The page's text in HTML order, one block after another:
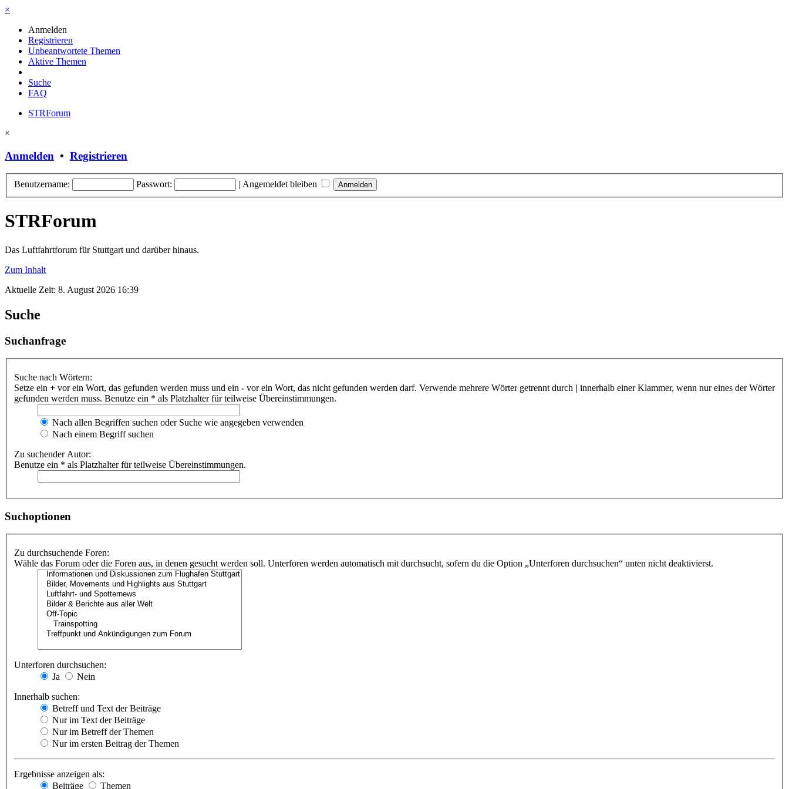
×
Anmelden
Registrieren
Unbeantwortete Themen
Aktive Themen
Suche
FAQ
STRForum
×
Anmelden • Registrieren
Benutzername: Passwort: | Angemeldet bleiben
STRForum
Das Luftfahrtforum für Stuttgart und darüber hinaus.
Zum Inhalt
Aktuelle Zeit: 8. August 2026 16:39
Suche
Suchanfrage
Suche nach Wörtern:
Setze ein + vor ein Wort, das gefunden werden muss und ein - vor ein Wort, das nicht gefunden werden darf. Verwende mehrere Wörter getrennt durch | innerhalb einer Klammer, wenn nur eines der Wörter
gefunden werden muss. Benutze ein * als Platzhalter für teilweise Übereinstimmungen.
Nach allen Begriffen suchen oder Suche wie angegeben verwenden
Nach einem Begriff suchen
Zu suchender Autor:
Benutze ein * als Platzhalter für teilweise Übereinstimmungen.
Suchoptionen
Zu durchsuchende Foren:
Wähle das Forum oder die Foren aus, in denen gesucht werden soll. Unterforen werden automatisch mit durchsucht, sofern du die Option „Unterforen durchsuchen“ unten nicht deaktivierst.
Unterforen durchsuchen:
Ja
Nein
Innerhalb suchen:
Betreff und Text der Beiträge
Nur im Text der Beiträge
Nur im Betreff der Themen
Nur im ersten Beitrag der Themen
Ergebnisse anzeigen als:
Beiträge
Themen